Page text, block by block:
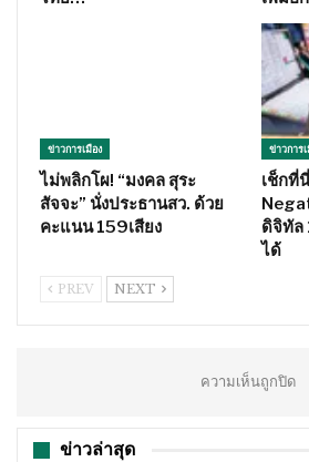
ข่าวการเมือง
ไม่พลิกโผ! “มงคล สุระ
สัจจะ” นั่งประธานสว. ด้วย
คะแนน 159เสียง
ข่าวการเ
เช็กที่
ดิจิทัล
ได้
PREV NEXT
ความเห็นถูกปิด
ข่าวล่าสุด